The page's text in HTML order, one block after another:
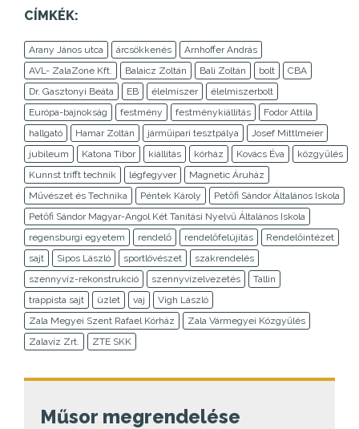
CÍMKÉK:
Arany János utca árcsökkenés
Arnhoffer András
AVL- ZalaZone Kft.
Balaicz Zoltán Bali Zoltán bolt
CBA
Dr. Gasztonyi Beáta
EB élelmiszer
élelmiszerbolt
Európa-bajnokság
festmény festménykiállítás
Fodor Attila
hallgató
Hamar Zoltán járműipari tesztpálya
Josef Mittlmeier
jubileum
Katona Tibor kiállítás kórház Kovács Éva
közgyűlés
Kunnst trifft technik
légfegyver
Magnetic Áruház
Művészet és Technika
Péntek Károly
Petőfi Sándor Általános Iskola
Petőfi Sándor Magyar-Angol Két Tanítási Nyelvű Általános Iskola
regensburgi egyetem
rendelő rendelőfelújítás
Rendelőintézet
sajt
Sipos László sportlövészet
szakrendelés
szennyvíz-rekonstrukció
szennyvízelvezetés
Tallin
trappista sajt
üzlet vaj
Vigh László
Zala Megyei Szent Rafael Kórház
Zala Vármegyei Közgyűlés
Zalavíz Zrt.
ZTE SKK
Műsor megrendelése